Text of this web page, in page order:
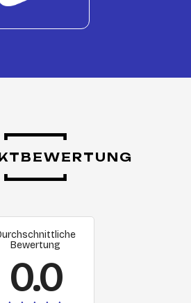
Bewertung
0.0